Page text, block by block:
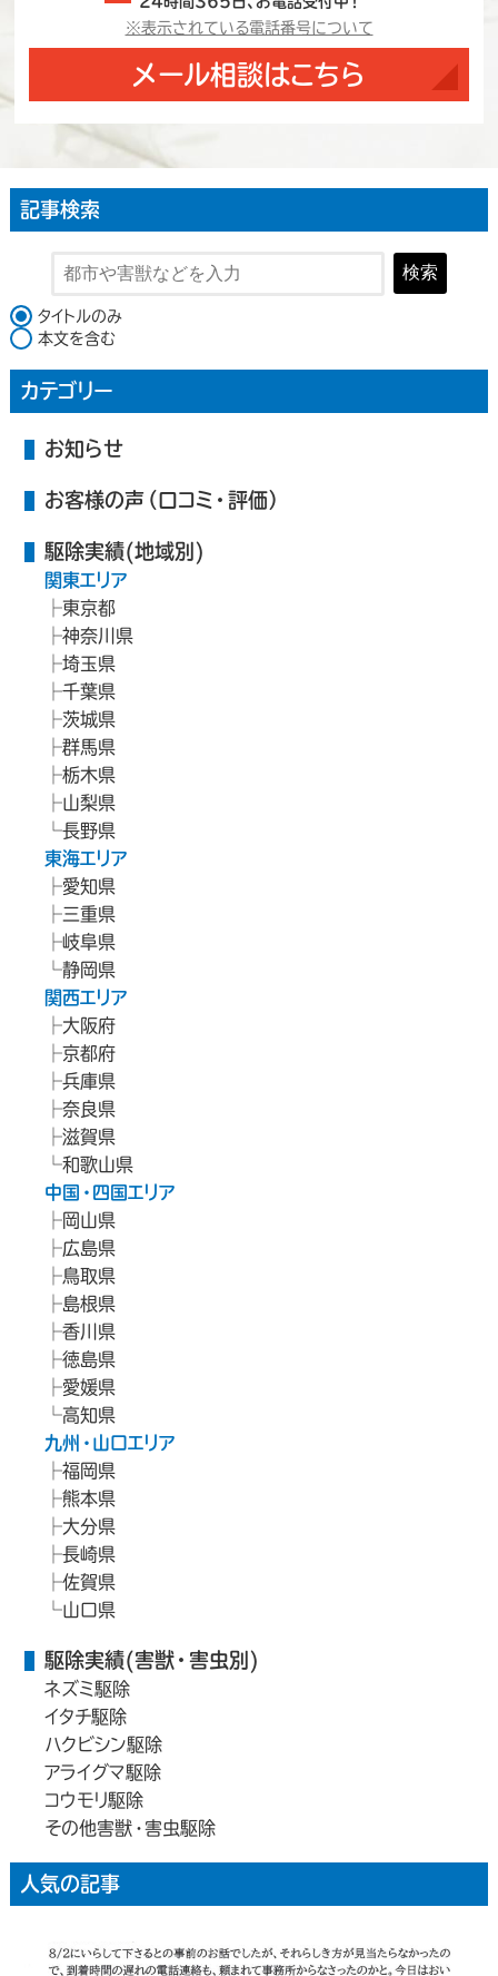
※表示されている電話番号について
メール相談はこちら
記事検索
検索
検索対象
タイトルのみ
本文を含む
カテゴリー
お知らせ
お客様の声（口コミ・評価）
駆除実績(地域別)
関東エリア
東京都
神奈川県
埼玉県
千葉県
茨城県
群馬県
栃木県
山梨県
長野県
東海エリア
愛知県
三重県
岐阜県
静岡県
関西エリア
大阪府
京都府
兵庫県
奈良県
滋賀県
和歌山県
中国・四国エリア
岡山県
広島県
鳥取県
島根県
香川県
徳島県
愛媛県
高知県
九州・山口エリア
福岡県
熊本県
大分県
長崎県
佐賀県
山口県
駆除実績(害獣・害虫別)
ネズミ駆除
イタチ駆除
ハクビシン駆除
アライグマ駆除
コウモリ駆除
その他害獣・害虫駆除
人気の記事